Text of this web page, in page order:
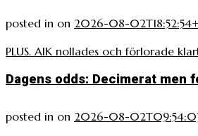
posted in on 2026-08-
PLUS. AIK nollades och förlorade
Dagens odds: Decimerat men
posted in on 2026-08-